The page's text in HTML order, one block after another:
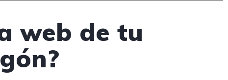
web de tu